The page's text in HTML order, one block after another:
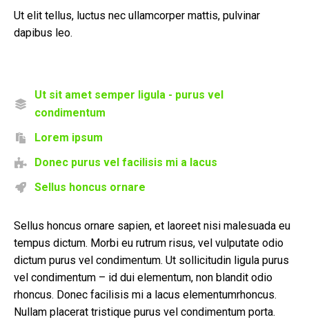
Ut elit tellus, luctus nec ullamcorper mattis, pulvinar
dapibus leo.
Ut sit amet semper ligula - purus vel
condimentum
Lorem ipsum
Donec purus vel facilisis mi a lacus
Sellus honcus ornare
Sellus honcus ornare sapien, et laoreet nisi malesuada eu
tempus dictum. Morbi eu rutrum risus, vel vulputate odio
dictum purus vel condimentum. Ut sollicitudin ligula purus
vel condimentum – id dui elementum, non blandit odio
rhoncus. Donec facilisis mi a lacus elementumrhoncus.
Nullam placerat tristique purus vel condimentum porta.